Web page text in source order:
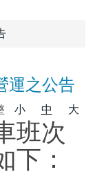
運之公告
小 中 大
班次
下：